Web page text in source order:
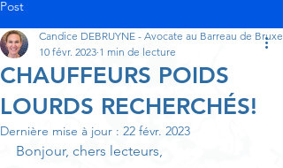
Post
CHAUFFEURS POIDS
LOURDS RECHERCHÉS!
Candice DEBRUYNE - Avocate au Barreau de
10 févr. 2023 1 min de lecture
Dernière mise à jour : 22 févr. 2023
Bonjour, chers lecteurs,